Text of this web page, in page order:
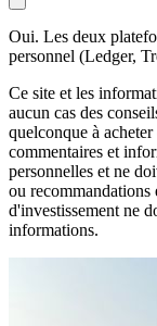
Oui. Les deux
personnel (Ledger,
Ce site et les
aucun cas des
quelconque à
commentaires et
personnelles et ne
ou recommandations
d'investissement ne
informations.